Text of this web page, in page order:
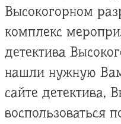
Высокогорном
комплекс
детектива
нашли нужную
сайте детектива,
воспользоваться